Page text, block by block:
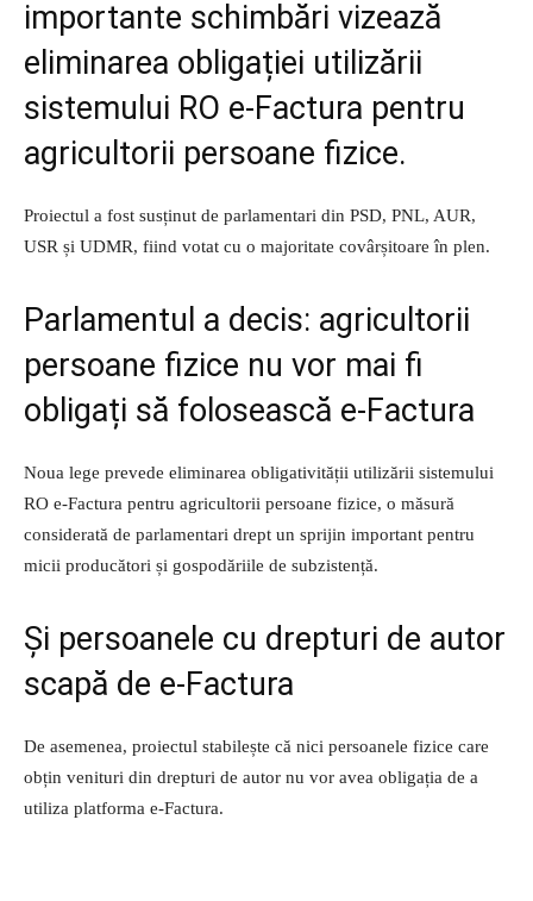
importante schimbări vizează
eliminarea obligației utilizării
sistemului RO e-Factura pentru
agricultorii persoane fizice.
Proiectul a fost susținut de parlamentari din PSD, PNL, AUR,
USR și UDMR, fiind votat cu o majoritate covârșitoare în plen.
Parlamentul a decis: agricultorii
persoane fizice nu vor mai fi
obligați să folosească e-Factura
Noua lege prevede eliminarea obligativității utilizării sistemului
RO e-Factura pentru agricultorii persoane fizice, o măsură
considerată de parlamentari drept un sprijin important pentru
micii producători și gospodăriile de subzistență.
Și persoanele cu drepturi de autor
scapă de e-Factura
De asemenea, proiectul stabilește că nici persoanele fizice care
obțin venituri din drepturi de autor nu vor avea obligația de a
utiliza platforma e-Factura.